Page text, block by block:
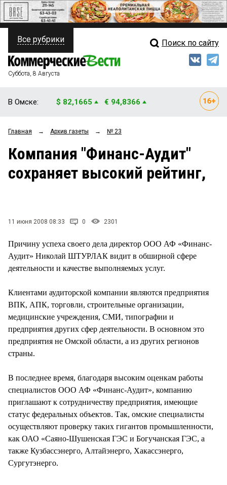
ПОЛИТИКА
ФИНАНСЫ
ОБЩЕСТВО
ЗАКОН
НОВОСТИ КОМПАНИЙ
Свежий выпуск
Рейтинги
Блоги
Все рубрики Поиск по сайту
Суббота, 8 Августа
В Омске: $ 82,1665 € 94,8366
Главная → Архив газеты → № 23
Компания "Финанс-Аудит"
сохраняет высокий рейтинг,
11 июня 2008 08:33 0 2301
Причину успеха своего дела директор ООО АФ «Финанс-
Аудит» Николай ШТУРЛАК видит в обширной сфере
деятельности и качестве выполняемых услуг.
Клиентами аудиторской компании являются предприятия
ВПК, АПК, торговли, строительные организации,
медицинские учреждения, СМИ, типографии и
предприятия других сфер деятельности. В основном это
предприятия не Омской области, а из других регионов
страны.
В последнее время, благодаря высоким оценкам работы
специалистов ООО АФ «Финанс-Аудит», компанию
приглашают к сотрудничеству предприятия, имеющие
статус федеральных объектов. Так, омские специалисты
осуществляют проверку таких гигантов промышленности,
как ОАО «Саяно-Шушенская ГЭС и Богучанская ГЭС, а
также Кузбассэнерго, Алтайэнерго, Хакассэнерго,
Сургутэнерго.